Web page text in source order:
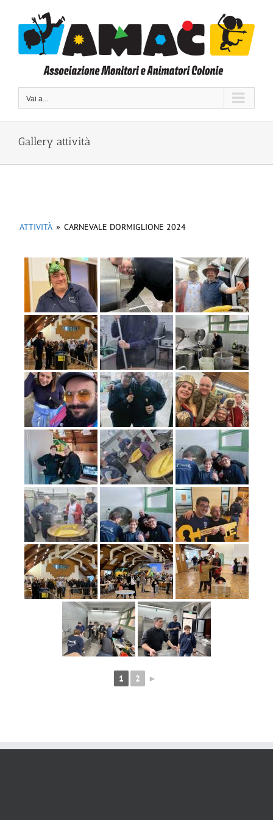
contenuto
Vai a...
Gallery attività
ATTIVITÀ » CARNEVALE DORMIGLIONE 2024
1 2 ►